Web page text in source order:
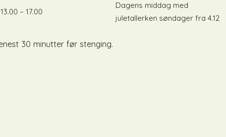
13.00 – 17.00
Dagens middag med
juletallerken søndager fra 4.12
30 minutter før stenging.